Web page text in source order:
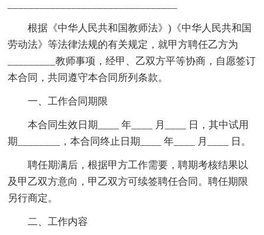
根据《中华人民共和国教师法》)《中华人民共和国
劳动法》等法律法规的有关规定，就甲方聘任乙方为
_________教师事项，经甲、乙双方平等协商，自愿签订
本合同，共同遵守本合同所列条款。
一、工作合同期限
本合同生效日期____ 年____ 月____ 日，其中试用
期________，本合同终止日期____ 年____ 月____ 日。
聘任期满后，根据甲方工作需要，聘期考核结果以
及甲乙双方意向，甲乙双方可续签聘任合同。聘任期限
另行商定。
二、工作内容